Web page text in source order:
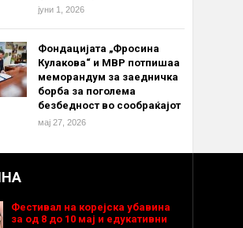
јуни 1, 2026
Фондацијата „Фросина
Кулакова“ и МВР потпишаа
меморандум за заедничка
борба за поголема
безбедност во сообраќајот
мај 27, 2026
Фестивал на корејска убавина
за од 8 до 10 мај и едукативни